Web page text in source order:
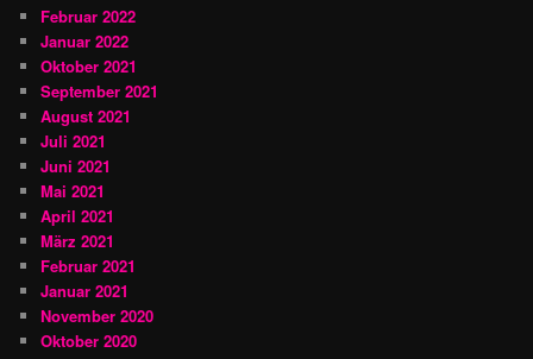
Februar 2022
Januar 2022
Oktober 2021
September 2021
August 2021
Juli 2021
Juni 2021
Mai 2021
April 2021
März 2021
Februar 2021
Januar 2021
November 2020
Oktober 2020